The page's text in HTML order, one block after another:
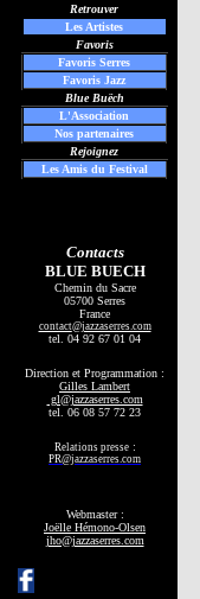
Retrouver
Les Artistes
Favoris
Favoris Serres
Favoris Jazz
Blue Buëch
L'Association
Nos partenaires
Rejoignez
Les Amis du Festival
Contacts
BLUE BUECH
Chemin du Sacre
05700 Serres
France
contact@jazzaserres.com
tel. 04 92 67 01 04
Direction et Programmation :
Gilles Lambert
gl@jazzaserres.com
tel. 06 08 57 72 23
Relations presse:
PR@jazzaserres.com
Webmaster :
Joëlle Hémono-Olsen
jho@jazzaserres.com